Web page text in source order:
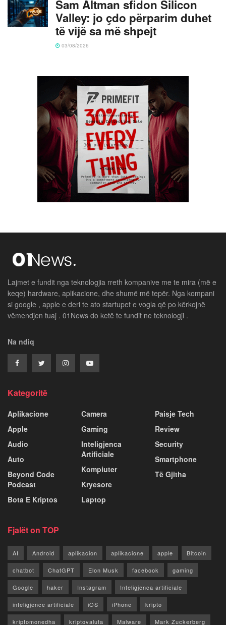
Sam Altman sfidon Silicon
Valley: jo çdo përparim duhet
të vijë sa më shpejt
03/08/2026
Lajmet e fundit nga teknologjia rreth kompanive me te mira (më e
keqe) hardware, aplikacione, dhe shumë më tepër. Nga kompani
si google , apple e deri te ato startupet e vogla që po kërkojnë
vëmendjen tuaj . 01News do ketë te fundit ne teknologji .
Na ndiq
Kategoritë
Aplikacione
Apple
Audio
Auto
Beyond Code
Podcast
Bota E Kriptos
Camera
Gaming
Inteligjenca
Artificiale
Kompiuter
Kryesore
Laptop
Paisje Tech
Review
Security
Smartphone
Të Gjitha
Fjalët on TOP
AI Android aplikacion aplikacione apple Bitcoin
chatbot ChatGPT Elon Musk facebook gaming
Google haker Instagram Inteligjenca artificiale
inteligjence artificiale iOS iPhone kripto
kriptomonedha kriptovaluta Malware Mark Zuckerberg